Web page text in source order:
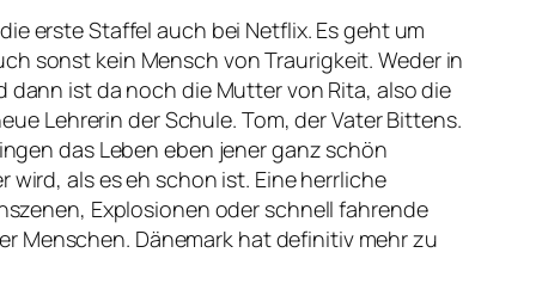
erste Staffel auch bei Netflix. Es geht um
sonst kein Mensch von Traurigkeit. Weder in
dann ist da noch die Mutter von Rita, also die
Lehrerin der Schule. Tom, der Vater Bittens.
das Leben eben jener ganz schön
als es eh schon ist. Eine herrliche
Explosionen oder schnell fahrende
Menschen. Dänemark hat definitiv mehr zu